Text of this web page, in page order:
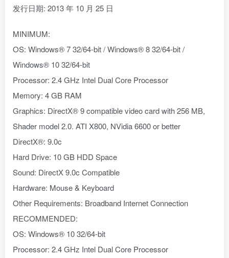
发行日期: 2013 年 10 月 25 日
MINIMUM:
OS: Windows® 7 32/64-bit / Windows® 8 32/64-bit /
Windows® 10 32/64-bit
Processor: 2.4 GHz Intel Dual Core Processor
Memory: 4 GB RAM
Graphics: DirectX® 9 compatible video card with 256 MB,
Shader model 2.0. ATI X800, NVidia 6600 or better
DirectX®: 9.0c
Hard Drive: 10 GB HDD Space
Sound: DirectX 9.0c Compatible
Hardware: Mouse & Keyboard
Other Requirements: Broadband Internet Connection
RECOMMENDED:
OS: Windows® 10 32/64-bit
Processor: 2.4 GHz Intel Dual Core Processor